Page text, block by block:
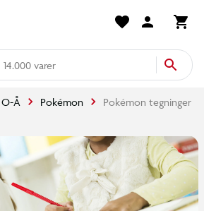
varer
O-Å Pokémon Pokémon tegninger